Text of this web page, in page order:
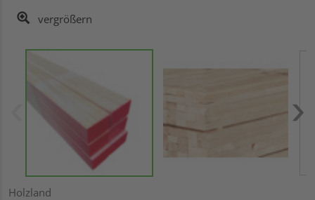
vergrößern
Holzland